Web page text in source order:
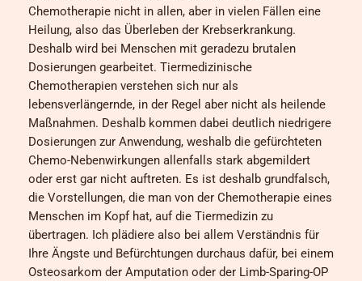
Chemotherapie nicht in allen, aber in vielen Fällen eine
Heilung, also das Überleben der Krebserkrankung.
Deshalb wird bei Menschen mit geradezu brutalen
Dosierungen gearbeitet. Tiermedizinische
Chemotherapien verstehen sich nur als
lebensverlängernde, in der Regel aber nicht als heilende
Maßnahmen. Deshalb kommen dabei deutlich niedrigere
Dosierungen zur Anwendung, weshalb die gefürchteten
Chemo-Nebenwirkungen allenfalls stark abgemildert
oder erst gar nicht auftreten. Es ist deshalb grundfalsch,
die Vorstellungen, die man von der Chemotherapie eines
Menschen im Kopf hat, auf die Tiermedizin zu
übertragen. Ich plädiere also bei allem Verständnis für
Ihre Ängste und Befürchtungen durchaus dafür, bei einem
Osteosarkom der Amputation oder der Limb-Sparing-OP